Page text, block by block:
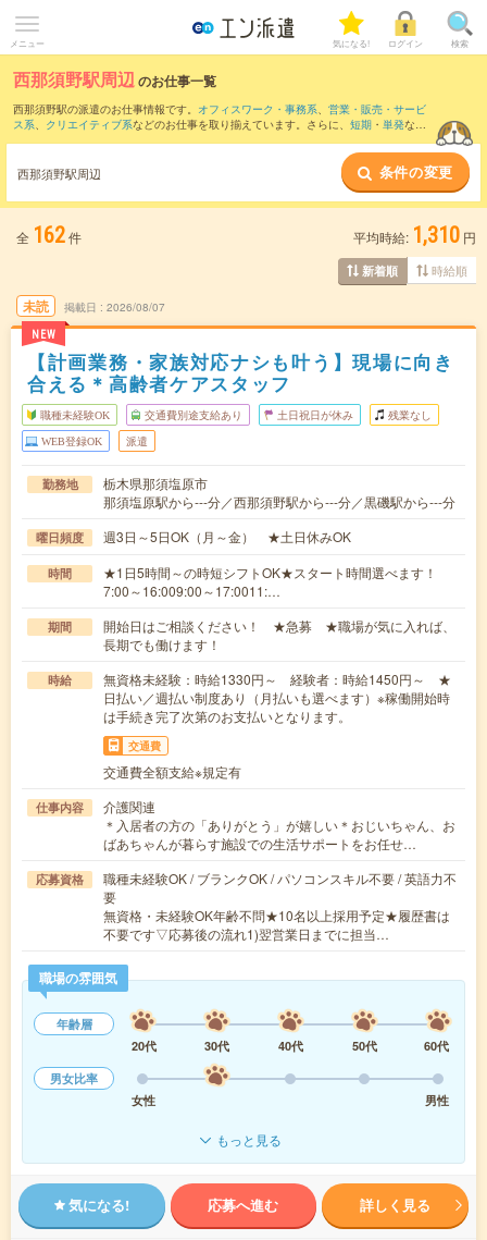
メニュー 気になる! ログイン 検索
西那須野駅周辺のお仕事一覧
西那須野駅の派遣のお仕事情報です。 オフィスワーク・事務系、 営業・販売・サービ
ス系、 クリエイティブ系などのお仕事を取り揃えています。さらに、 短期 ・ 単発など
また、那須塩原駅
など近隣駅のお仕事もご確認いた
だけます。
西那須野駅周辺 条件の変更
全 162件 平均時給: 1,310 円
新着順 時給順
未読
NEW
掲載日 2026/08/07
【計画業務・家族対応ナシも叶う】現場に向き
合える＊高齢者ケアスタッフ
職種未経験OK 交通費別途支給あり 土日祝日が休み 残業なし
WEB登録OK 派遣
勤務地
栃木県那須塩原市
那須塩原駅から---分／西那須野駅から---分／黒磯駅から---分
曜日頻度 週3日～5日OK（月～金） ★土日休みOK
時間
★1日5時間～の時短シフトOK★スタート時間選べます！
7:00～16:009:00～17:0011:…
期間
開始日はご相談ください！ ★急募 ★職場が気に入れば、
長期でも働けます！
時給
無資格未経験：時給1330円～ 経験者：時給1450円～ ★
日払い／週払い制度あり（月払いも選べます）※稼働開始時
は手続き完了次第のお支払いとなります。
交通費
交通費全額支給※規定有
仕事内容
介護関連
＊入居者の方の「ありがとう」が嬉しい＊おじいちゃん、お
ばあちゃんが暮らす施設での生活サポートをお任せ…
応募資格
職種未経験OK / ブランクOK / パソコンスキル不要 / 英語力不
要
無資格・未経験OK年齢不問★10名以上採用予定★履歴書は
不要です▽応募後の流れ1)翌営業日までに担当…
職場の雰囲気
年齢層
20代
30代 40代 50代
60代
男女比率
女性
男性
もっと見る
気になる! 応募へ進む 詳しく見る